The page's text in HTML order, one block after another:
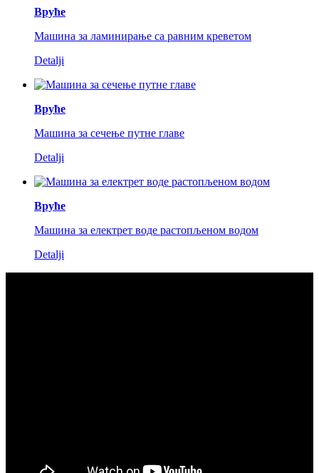
Вруће
Машина за ламинирање са равним креветом
Detalji
Вруће
Машина за сечење путне главе
Detalji
Вруће
Машина за електрет воде растопљеном водом
Detalji